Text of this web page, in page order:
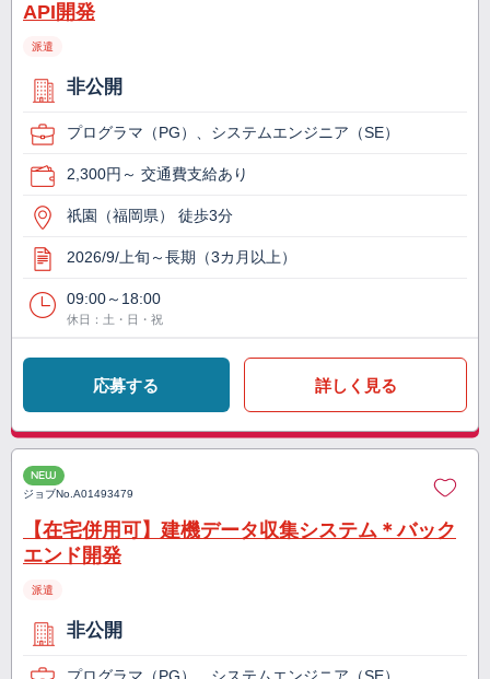
API開発
派遣
非公開
プログラマ（PG）、システムエンジニア（SE）
2,300円～ 交通費支給あり
祇園（福岡県） 徒歩3分
2026/9/上旬～長期（3カ月以上）
09:00～18:00
休日：土・日・祝
応募する 詳しく見る
NEW
ジョブNo.A01493479
【在宅併用可】建機データ収集システム＊バック
エンド開発
派遣
非公開